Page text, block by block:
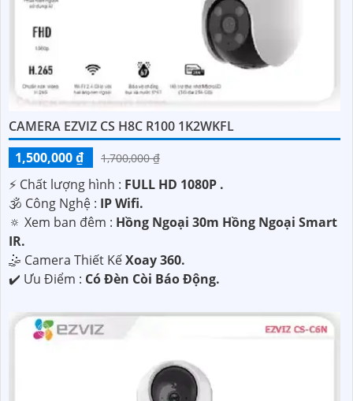
CAMERA EZVIZ CS H8C R100 1K2WKFL
1,500,000 ₫
1,700,000 ₫
️⚡ Chất lượng hình : FULL HD 1080P .
🕉️ Công Nghệ : IP Wifi.
🔅 Xem ban đêm : Hồng Ngoại 30m Hồng Ngoại Smart
IR.
🤹 Camera Thiết KếXoay 360.
️✔️ Ưu Điểm : Có Đèn Còi Báo Động.